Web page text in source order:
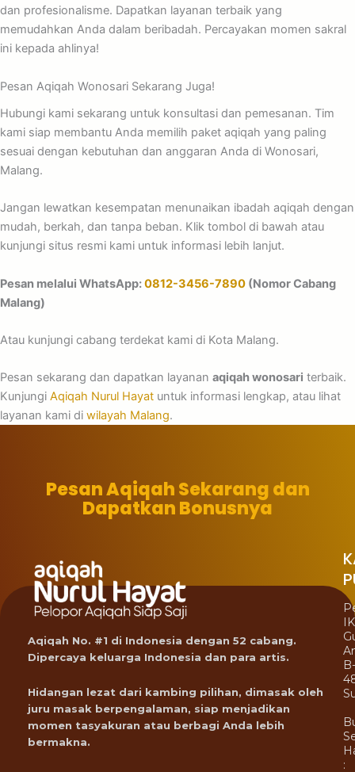
dan profesionalisme. Dapatkan layanan terbaik yang
memudahkan Anda dalam beribadah. Percayakan momen sakral
ini kepada ahlinya!
Pesan Aqiqah Wonosari Sekarang Juga!
Hubungi kami sekarang untuk konsultasi dan pemesanan. Tim
kami siap membantu Anda memilih paket aqiqah yang paling
sesuai dengan kebutuhan dan anggaran Anda di Wonosari,
Malang.
Jangan lewatkan kesempatan menunaikan ibadah aqiqah dengan
mudah, berkah, dan tanpa beban. Klik tombol di bawah atau
kunjungi situs resmi kami untuk informasi lebih lanjut.
Pesan melalui WhatsApp:0812-3456-7890 (Nomor Cabang
Malang)
Atau kunjungi cabang terdekat kami di Kota Malang.
Pesan sekarang dan dapatkan layanan aqiqah wonosari terbaik.
Kunjungi Aqiqah Nurul Hayat untuk informasi lengkap, atau lihat
layanan kami di wilayah Malang.
Pesan Aqiqah Sekarang dan
Dapatkan Bonusnya
Aqiqah No. #1 di Indonesia dengan 52 cabang.
Dipercaya keluarga Indonesia dan para artis.
Hidangan lezat dari kambing pilihan, dimasak oleh
juru masak berpengalaman, siap menjadikan
momen tasyakuran atau berbagi Anda lebih
bermakna.
B-
: